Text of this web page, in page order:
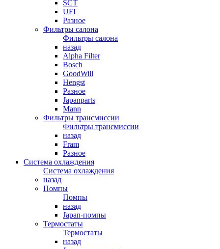
SCT
UFI
Разное
Фильтры салона
Фильтры салона
назад
Alpha Filter
Bosch
GoodWill
Hengst
Разное
Japanparts
Mann
Фильтры трансмиссии
Фильтры трансмиссии
назад
Fram
Разное
Система охлаждения
Система охлаждения
назад
Помпы
Помпы
назад
Japan-помпы
Термостаты
Термостаты
назад